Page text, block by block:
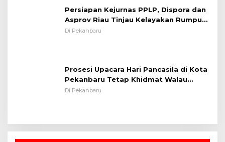
Persiapan Kejurnas PPLP, Dispora dan
Asprov Riau Tinjau Kelayakan Rumput
Lapangan Sepakbola
Di Pekanbaru
Prosesi Upacara Hari Pancasila di Kota
Pekanbaru Tetap Khidmat Walau
Dalam Ruangan
Di Pekanbaru